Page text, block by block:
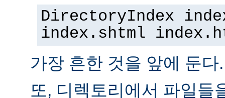
DirectoryIndex
index.shtml
가장 흔한 것을 앞에 둔다.
또, 디렉토리에서 파일들